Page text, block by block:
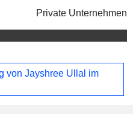
Private Unternehmen
von Jayshree Ullal im